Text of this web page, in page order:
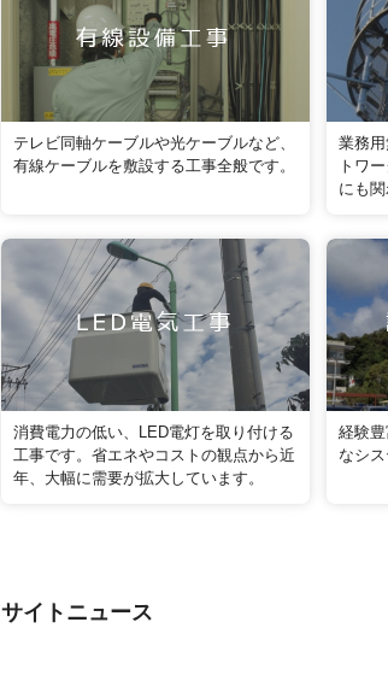
テレビ同軸ケーブルや光ケーブルなど、
有線ケーブルを敷設する工事全般です。
業務
トワ
にも関
消費電力の低い、LED電灯を取り付ける
工事です。省エネやコストの観点から近
年、大幅に需要が拡大しています。
経験
なシ
サイトニュース